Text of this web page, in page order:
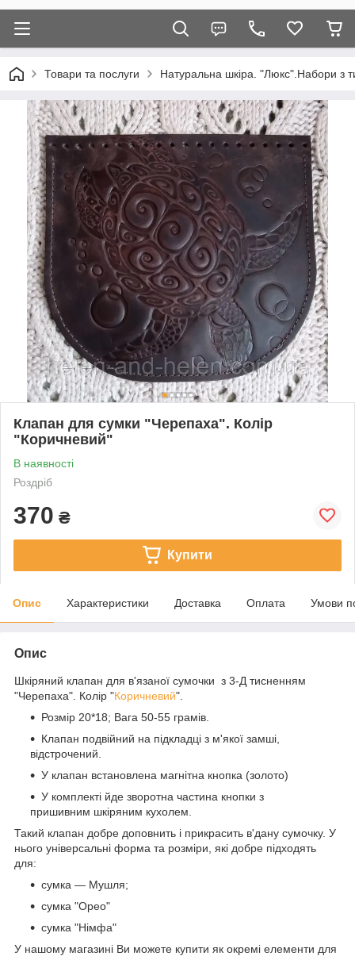
Товари та послуги Натуральна шкіра. "Люкс".Набори з
Клапан для сумки "Черепаха". Колір
"Коричневий"
В наявності
Роздріб
370 ₴
Купити
Опис Характеристики Доставка Оплата Умови
Опис
Шкіряний клапан для в'язаної сумочки з 3-Д тисненням
"Черепаха". Колір "Коричневий".
Розмір 20*18; Вага 50-55 грамів.
Клапан подвійний на підкладці з м'якої замші,
відстрочений.
У клапан встановлена магнітна кнопка (золото)
У комплекті йде зворотна частина кнопки з
пришивним шкіряним кухолем.
Такий клапан добре доповнить і прикрасить в'дану сумочку. У
нього універсальні форма та розміри, які добре підходять
для:
сумка — Мушля;
сумка "Орео"
сумка "Німфа"
У нашому магазині Ви можете купити як окремі елементи для